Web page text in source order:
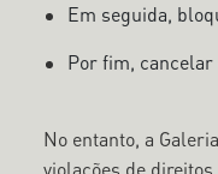
Em seguida,
Por fim, cancelar
No entanto, a
violações de